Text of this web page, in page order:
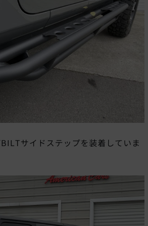
サイドステップを装着していま